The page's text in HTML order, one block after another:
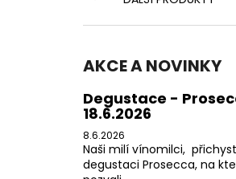
AKCE A NOVINKY
Degustace -
18.6.2026
8.6.2026
Naši milí vínomilci,
degustaci Prosecca, na
350 Kč